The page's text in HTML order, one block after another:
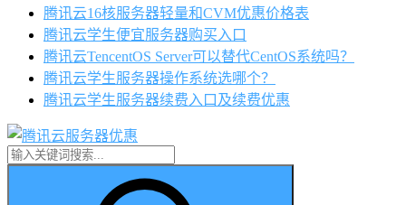
腾讯云16核服务器轻量和CVM优惠价格表
腾讯云学生便宜服务器购买入口
腾讯云TencentOS Server可以替代CentOS系统吗？
腾讯云学生服务器操作系统选哪个？
腾讯云学生服务器续费入口及续费优惠